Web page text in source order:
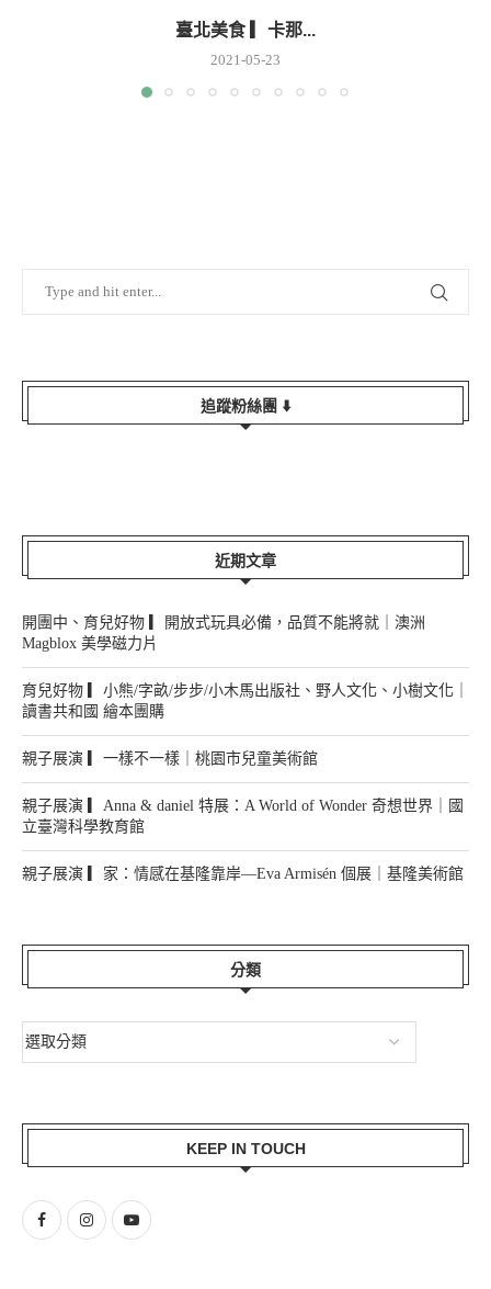
臺北美食 ▎卡那...
2021-05-23
追蹤粉絲團 ⬇️
近期文章
開團中、育兒好物 ▎開放式玩具必備，品質不能將就｜澳洲
Magblox 美學磁力片
育兒好物 ▎小熊/字畝/步步/小木馬出版社、野人文化、小樹文化｜
讀書共和國 繪本團購
親子展演 ▎一樣不一樣｜桃園市兒童美術館
親子展演 ▎Anna & daniel 特展：A World of Wonder 奇想世界｜國
立臺灣科學教育館
親子展演 ▎家：情感在基隆靠岸—Eva Armisén 個展｜基隆美術館
分類
KEEP IN TOUCH